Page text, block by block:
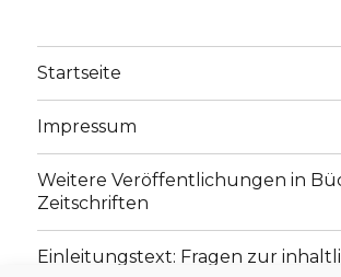
Startseite
Impressum
Weitere Veröffentlichungen in
Zeitschriften
Einleitungstext: Fragen zur